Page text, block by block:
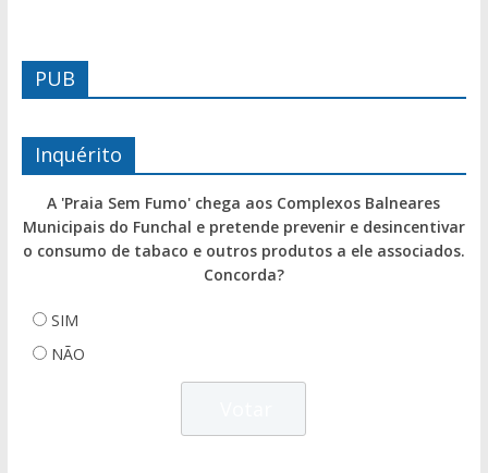
PUB
Inquérito
A 'Praia Sem Fumo' chega aos Complexos Balneares
Municipais do Funchal e pretende prevenir e desincentivar
o consumo de tabaco e outros produtos a ele associados.
Concorda?
SIM
NÃO